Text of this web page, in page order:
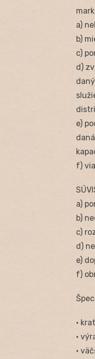
a)
b)
c)
d)
e)
f)
a)
b)
c)
d)
e)
f)
•
•
•